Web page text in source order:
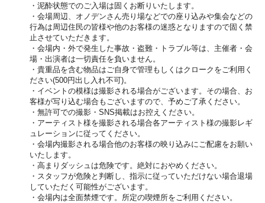
・泥酔状態でのご入場は固くお断りいたします。
・会場周辺、オノデンさん売り場などでの座り込みや集会などの
行為は周辺住民の皆様や他のお客様の迷惑となりますので固く禁
止させていただきます。
・会場内・外で発生した事故・盗難・トラブル等は、主催者・会
場・出演者は一切責任を負いません。
・貴重品を含む物品はご自身で管理もしくはクロークをご利用く
ださい(500円出し入れ不可)。
・イベントの模様は撮影される場合がございます。その場合、お
客様が写り込む場合もございますので、予めご了承ください。
・無許可での撮影・SNS掲載はお控えください。
・アーティスト様を撮影される場合各アーティスト様の撮影レギ
ュレーションに従ってください。
・会場内撮影される場合他のお客様の映り込みにご配慮をお願い
いたします。
・高まりダッシュは危険です。絶対におやめください。
・スタッフが危険と判断し、指示に従っていただけない場合退場
していただく可能性がございます。
・会場内は全面禁煙です。所定の喫煙所をご利用ください。